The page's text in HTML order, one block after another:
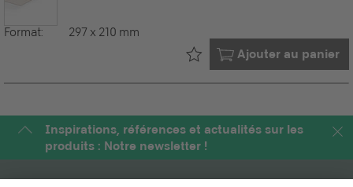
Format: 297 x 210 mm
Ajouter au panier
Déjà dans votre
Inspirations, références et actualités sur les
produits : Notre newsletter !